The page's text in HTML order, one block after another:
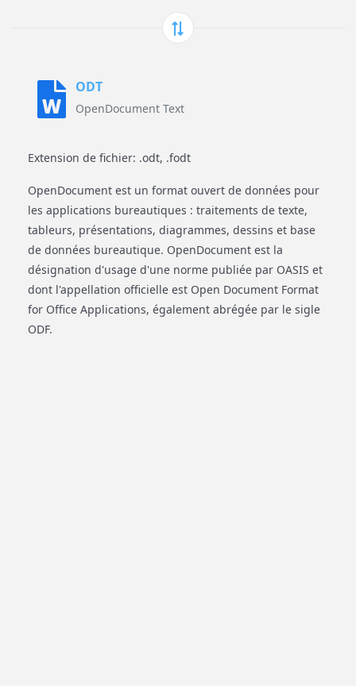
ODT
OpenDocument Text
Extension de fichier: .odt, .fodt
OpenDocument est un format ouvert de données pour
les applications bureautiques : traitements de texte,
tableurs, présentations, diagrammes, dessins et base
de données bureautique. OpenDocument est la
désignation d'usage d'une norme publiée par OASIS et
dont l'appellation officielle est Open Document Format
for Office Applications, également abrégée par le sigle
ODF.